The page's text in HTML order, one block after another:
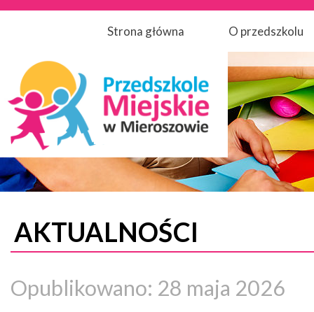
Strona główna O przedszkolu
AKTUALNOŚCI
Opublikowano: 28 maja 2026